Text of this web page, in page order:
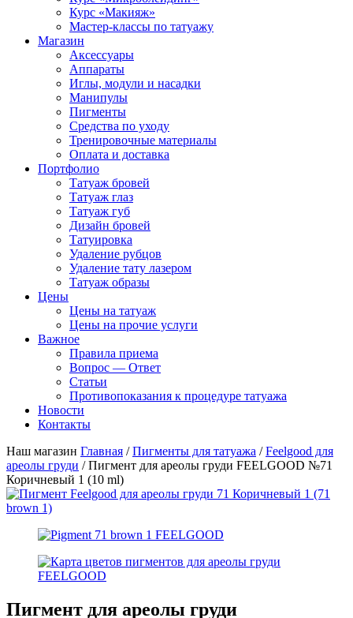
Курс «Макияж»
Мастер-классы по татуажу
Магазин
Аксессуары
Аппараты
Иглы, модули и насадки
Манипулы
Пигменты
Средства по уходу
Тренировочные материалы
Оплата и доставка
Портфолио
Татуаж бровей
Татуаж глаз
Татуаж губ
Дизайн бровей
Татуировка
Удаление рубцов
Удаление тату лазером
Татуаж образы
Цены
Цены на татуаж
Цены на прочие услуги
Важное
Правила приема
Вопрос — Ответ
Статьи
Противопоказания к процедуре татуажа
Новости
Контакты
Наш магазин Главная /Пигменты для татуажа /Feelgood для
ареолы груди / Пигмент для ареолы груди FEELGOOD №71
Коричневый 1 (10 ml)
Пигмент для ареолы груди